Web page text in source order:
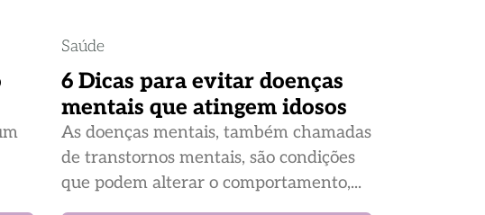
Saúde
6 Dicas para evitar doenças
mentais que atingem idosos
As doenças mentais, também chamadas
de transtornos mentais, são condições
que podem alterar o comportamento,...